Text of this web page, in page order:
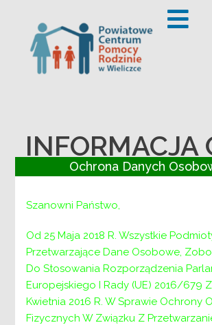
– INFORMACJA O WYNIKACH NABORU
Ochrona Danych
Szanowni Państwo,
Od 25 Maja 2018 R. Wszystkie
Przetwarzające Dane Osobowe,
Do Stosowania Rozporządzenia
Europejskiego I Rady (UE) 2016/679
Kwietnia 2016 R. W Sprawie Ochrony
Fizycznych W Związku Z
INFORMACJA
WYNIKACH
NABORU NA
STANOWISKO
URZĘDNICZE